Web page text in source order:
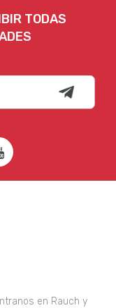
TODAS
en Rauch y